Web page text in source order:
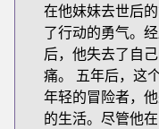
在他妹妹去世后
了行动的勇气。
后，他失去了自
痛。 五年后，这
年轻的冒险者，
的生活。尽管他